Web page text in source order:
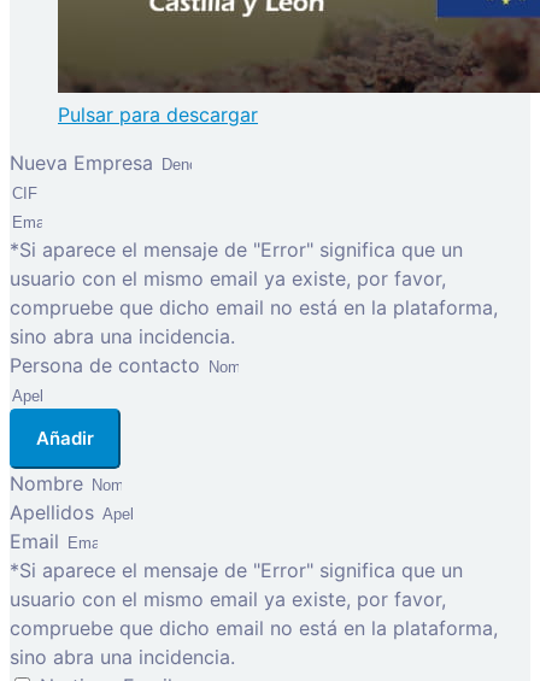
Pulsar para descargar
Nueva Empresa
*Si aparece el mensaje de "Error" significa que un
usuario con el mismo email ya existe, por favor,
compruebe que dicho email no está en la plataforma,
sino abra una incidencia.
Persona de contacto
Añadir
Nombre
Apellidos
Email
*Si aparece el mensaje de "Error" significa que un
usuario con el mismo email ya existe, por favor,
compruebe que dicho email no está en la plataforma,
sino abra una incidencia.